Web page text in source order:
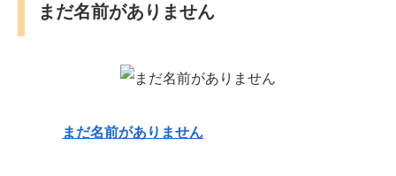
まだ名前がありません
まだ名前がありません